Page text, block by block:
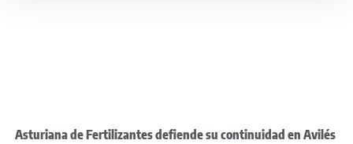
Asturiana de Fertilizantes defiende su continuidad en Avilés